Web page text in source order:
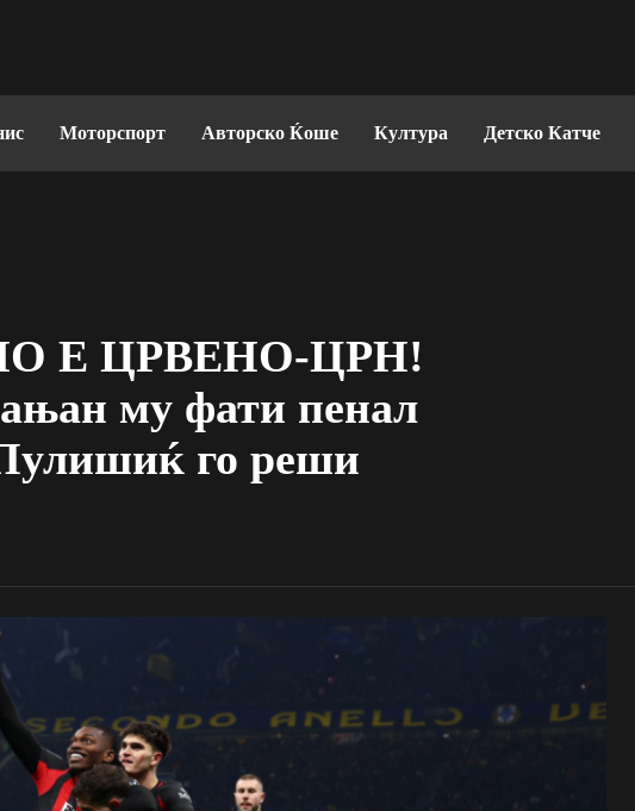
Моторспорт Авторско Ќоше Култура Детско Катче
Е ЦРВЕНО-ЦРН!
му фати пенал
го реши